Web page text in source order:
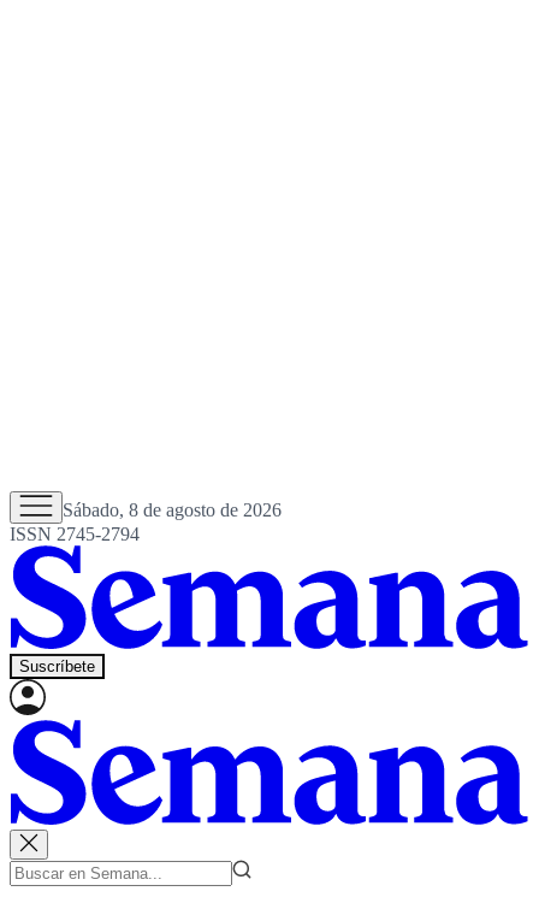
Sábado, 8 de agosto de 2026
ISSN 2745-2794
Suscríbete